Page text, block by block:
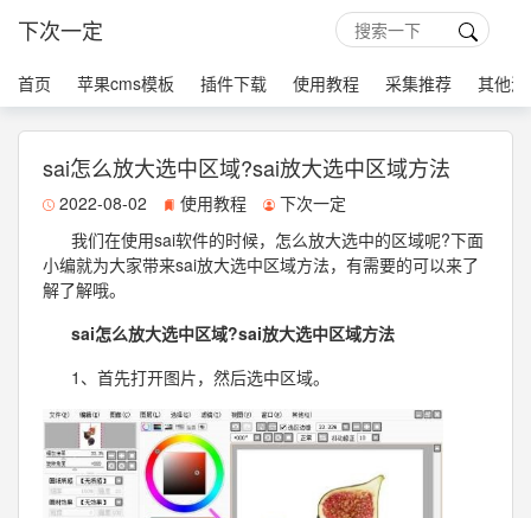
下次一定
首页 苹果cms模板 插件下载 使用教程 采集推荐 其他
sai怎么放大选中区域?sai放大选中区域方法
2022-08-02 使用教程
下次一定
我们在使用sai软件的时候，怎么放大选中的区域呢?下面
小编就为大家带来sai放大选中区域方法，有需要的可以来了
解了解哦。
sai怎么放大选中区域?sai放大选中区域方法
1、首先打开图片，然后选中区域。